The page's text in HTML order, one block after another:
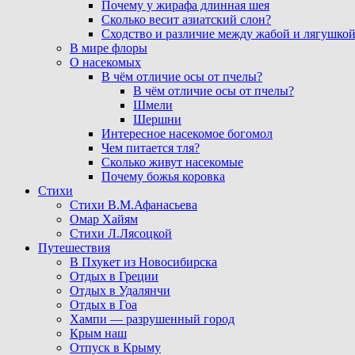
Почему у жирафа длинная шея
Сколько весит азиатский слон?
Сходство и различие между жабой и лягушкой
В мире флоры
О насекомых
В чём отличие осы от пчелы?
В чём отличие осы от пчелы?
Шмели
Шершни
Интересное насекомое богомол
Чем питается тля?
Сколько живут насекомые
Почему божья коровка
Стихи
Стихи В.М.Афанасьева
Омар Хайям
Стихи Л.Лясоцкой
Путешествия
В Пхукет из Новосибирска
Отдых в Греции
Отдых в Удалянчи
Отдых в Гоа
Хампи — разрушенный город
Крым наш
Отпуск в Крыму